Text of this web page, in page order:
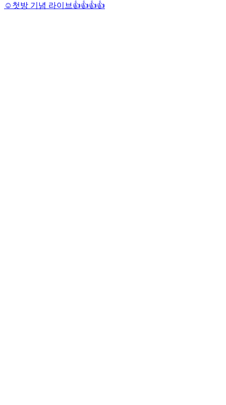
☺️ 첫방 기념 라이브👍👍👍👍